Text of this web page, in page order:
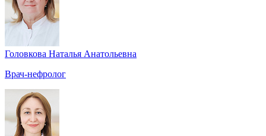
Головкова Наталья Анатольевна
Врач-нефролог